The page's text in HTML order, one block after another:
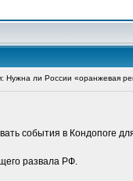
Нужна ли России «оранжевая
события в Кондопоге
развала РФ.